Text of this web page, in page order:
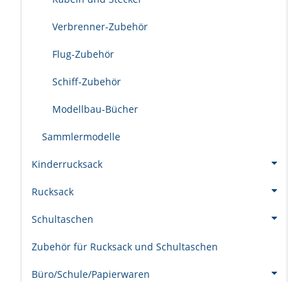
Verbrenner-Zubehör
Flug-Zubehör
Schiff-Zubehör
Modellbau-Bücher
Sammlermodelle
Kinderrucksack
Rucksack
Schultaschen
Zubehör für Rucksack und Schultaschen
Büro/Schule/Papierwaren